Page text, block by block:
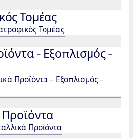
Τομέας
Τομέας
- Εξοπλισμός -
Προϊόντα - Εξοπλισμός -
Προϊόντα
Academy, μιας νέας